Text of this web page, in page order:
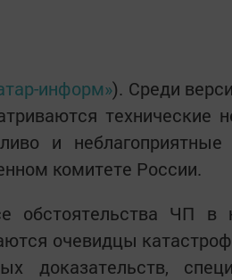
информ»). Среди
технические
и
комитете России.
обстоятельства ЧП в
очевидцы
доказательств,